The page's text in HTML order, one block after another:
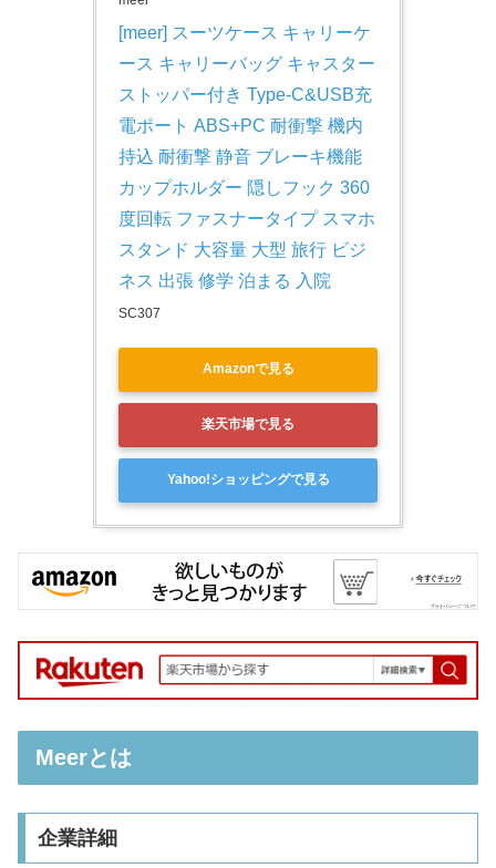
[meer] スーツケース キャリーケ
ース キャリーバッグ キャスター
ストッパー付き Type-C&USB充
電ポート ABS+PC 耐衝撃 機内
持込 耐衝撃 静音 ブレーキ機能
カップホルダー 隠しフック 360
度回転 ファスナータイプ スマホ
スタンド 大容量 大型 旅行 ビジ
ネス 出張 修学 泊まる 入院
SC307
Amazonで見る
楽天市場で見る
Yahoo!ショッピングで見る
Meerとは
企業詳細